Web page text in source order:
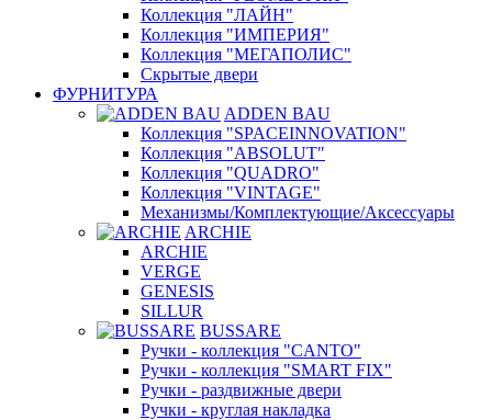
Коллекция "ЛАЙН"
Коллекция "ИМПЕРИЯ"
Коллекция "МЕГАПОЛИС"
Скрытые двери
ФУРНИТУРА
ADDEN BAU
Коллекция "SPACEINNOVATION"
Коллекция "ABSOLUT"
Коллекция "QUADRO"
Коллекция "VINTAGE"
Механизмы/Комплектующие/Аксессуары
ARCHIE
ARCHIE
VERGE
GENESIS
SILLUR
BUSSARE
Ручки - коллекция "CANTO"
Ручки - коллекция "SMART FIX"
Ручки - раздвижные двери
Ручки - круглая накладка